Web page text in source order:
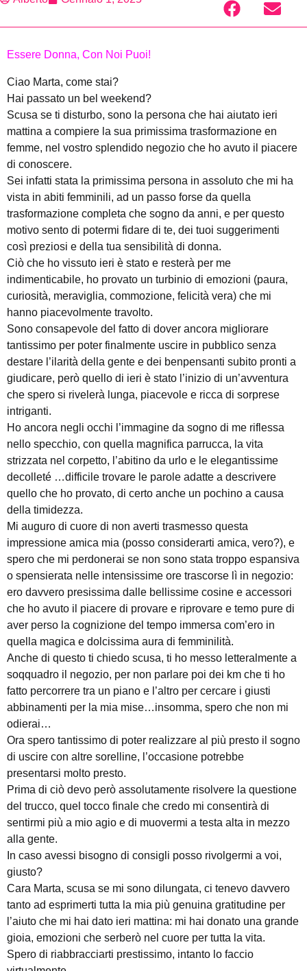
Essere Donna, Con Noi Puoi!
Ciao Marta, come stai?
Hai passato un bel weekend?
Scusa se ti disturbo, sono la persona che hai aiutato ieri
mattina a compiere la sua primissima trasformazione en
femme, nel vostro splendido negozio che ho avuto il piacere
di conoscere.
Sei infatti stata la primissima persona in assoluto che mi ha
vista in abiti femminili, ad un passo forse da quella
trasformazione completa che sogno da anni, e per questo
motivo sento di potermi fidare di te, dei tuoi suggerimenti
così preziosi e della tua sensibilità di donna.
Ciò che ho vissuto ieri è stato e resterà per me
indimenticabile, ho provato un turbinio di emozioni (paura,
curiosità, meraviglia, commozione, felicità vera) che mi
hanno piacevolmente travolto.
Sono consapevole del fatto di dover ancora migliorare
tantissimo per poter finalmente uscire in pubblico senza
destare l’ilarità della gente e dei benpensanti subito pronti a
giudicare, però quello di ieri è stato l’inizio di un’avventura
che spero si rivelerà lunga, piacevole e ricca di sorprese
intriganti.
Ho ancora negli occhi l’immagine da sogno di me riflessa
nello specchio, con quella magnifica parrucca, la vita
strizzata nel corpetto, l’abitino da urlo e le elegantissime
decolleté …difficile trovare le parole adatte a descrivere
quello che ho provato, di certo anche un pochino a causa
della timidezza.
Mi auguro di cuore di non averti trasmesso questa
impressione amica mia (posso considerarti amica, vero?), e
spero che mi perdonerai se non sono stata troppo espansiva
o spensierata nelle intensissime ore trascorse lì in negozio:
ero davvero presissima dalle bellissime cosine e accessori
che ho avuto il piacere di provare e riprovare e temo pure di
aver perso la cognizione del tempo immersa com’ero in
quella magica e dolcissima aura di femminilità.
Anche di questo ti chiedo scusa, ti ho messo letteralmente a
soqquadro il negozio, per non parlare poi dei km che ti ho
fatto percorrere tra un piano e l’altro per cercare i giusti
abbinamenti per la mia mise…insomma, spero che non mi
odierai…
Ora spero tantissimo di poter realizzare al più presto il sogno
di uscire con altre sorelline, l’occasione potrebbe
presentarsi molto presto.
Prima di ciò devo però assolutamente risolvere la questione
del trucco, quel tocco finale che credo mi consentirà di
sentirmi più a mio agio e di muovermi a testa alta in mezzo
alla gente.
In caso avessi bisogno di consigli posso rivolgermi a voi,
giusto?
Cara Marta, scusa se mi sono dilungata, ci tenevo davvero
tanto ad esprimerti tutta la mia più genuina gratitudine per
l’aiuto che mi hai dato ieri mattina: mi hai donato una grande
gioia, emozioni che serberò nel cuore per tutta la vita.
Spero di riabbracciarti prestissimo, intanto lo faccio